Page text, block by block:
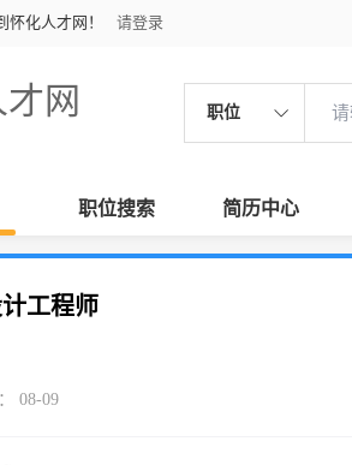
怀化人才网！ 请登录
网 职位
职位搜索 简历中心
工程师
08-09